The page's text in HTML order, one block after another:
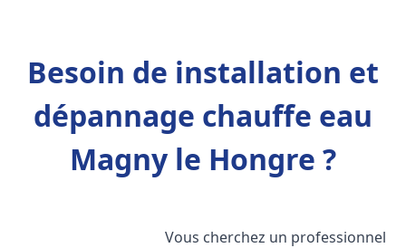
Besoin de installation et
dépannage chauffe eau
Magny le Hongre ?
Vous cherchez un professionnel